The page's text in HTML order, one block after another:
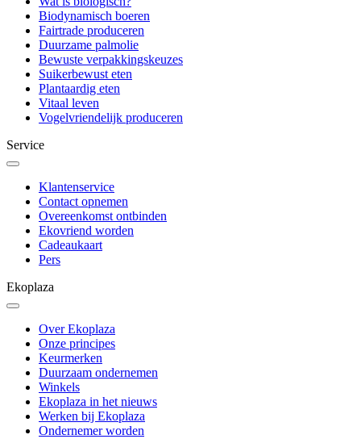
Biodynamisch boeren
Fairtrade produceren
Duurzame palmolie
Bewuste verpakkingskeuzes
Suikerbewust eten
Plantaardig eten
Vitaal leven
Vogelvriendelijk produceren
Service
Klantenservice
Contact opnemen
Overeenkomst ontbinden
Ekovriend worden
Cadeaukaart
Pers
Ekoplaza
Over Ekoplaza
Onze principes
Keurmerken
Duurzaam ondernemen
Winkels
Ekoplaza in het nieuws
Werken bij Ekoplaza
Ondernemer worden